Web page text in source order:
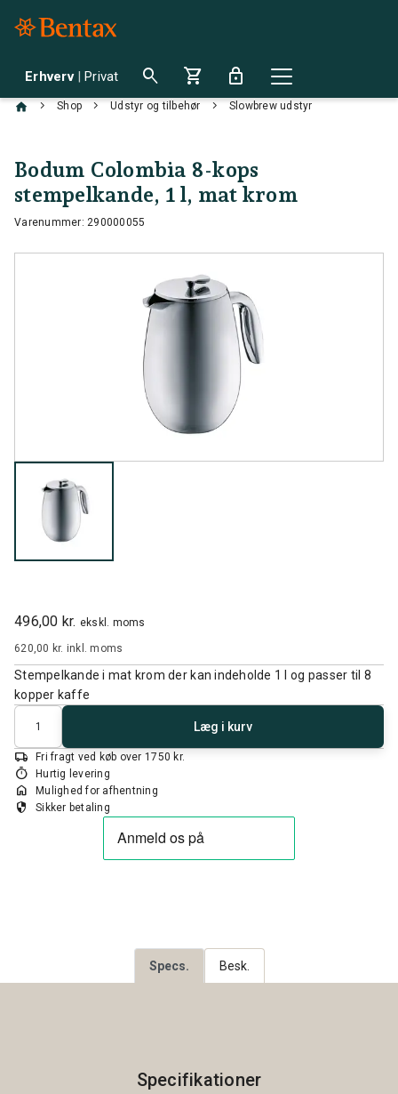
Erhverv | Privat search shopping_cart lock
chevron_right Shop chevron_right Udstyr og tilbehør chevron_right Slowbrew udstyr
Bodum Colombia 8-kops
stempelkande, 1 l, mat krom
Varenummer: 290000055
496,00 kr. ekskl. moms
620,00 kr. inkl. moms
Stempelkande i mat krom der kan indeholde 1 l og passer til 8
kopper kaffe
Antal
Læg i kurv
local_shipping Fri fragt ved køb over 1750 kr.
timer Hurtig levering
home Mulighed for afhentning
security Sikker betaling
Specs. Besk.
Specifikationer